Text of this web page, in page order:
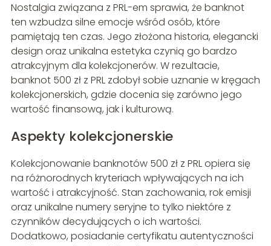
Nostalgia związana z PRL-em sprawia, że banknot
ten wzbudza silne emocje wśród osób, które
pamiętają ten czas. Jego złożona historia, elegancki
design oraz unikalna estetyka czynią go bardzo
atrakcyjnym dla kolekcjonerów. W rezultacie,
banknot 500 zł z PRL zdobył sobie uznanie w kręgach
kolekcjonerskich, gdzie docenia się zarówno jego
wartość finansową, jak i kulturową.
Aspekty kolekcjonerskie
Kolekcjonowanie banknotów 500 zł z PRL opiera się
na różnorodnych kryteriach wpływających na ich
wartość i atrakcyjność. Stan zachowania, rok emisji
oraz unikalne numery seryjne to tylko niektóre z
czynników decydujących o ich wartości.
Dodatkowo, posiadanie certyfikatu autentyczności